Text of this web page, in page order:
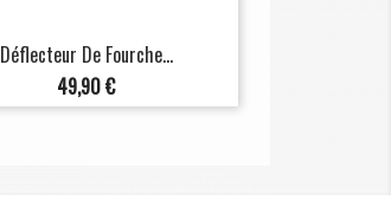
Déflecteur De Fourche...
Prix
49,90 €